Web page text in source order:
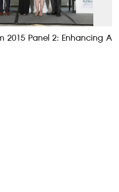
2015 Panel 2: Enhancing A